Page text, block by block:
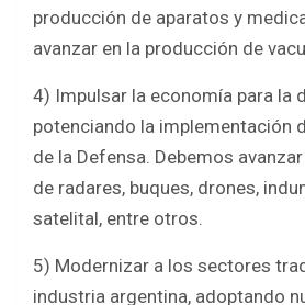
producción de aparatos y
avanzar en la producción de
4) Impulsar la economía para la
potenciando la implementación
de la Defensa. Debemos
de radares, buques, drones,
satelital, entre otros.
5) Modernizar a los sectores
industria argentina, adoptando